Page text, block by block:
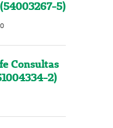
5)
Consultas
2)